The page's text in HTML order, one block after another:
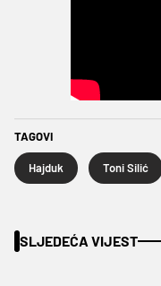
TAGOVI
Hajduk Toni Silić
SLJEDEĆA VIJEST